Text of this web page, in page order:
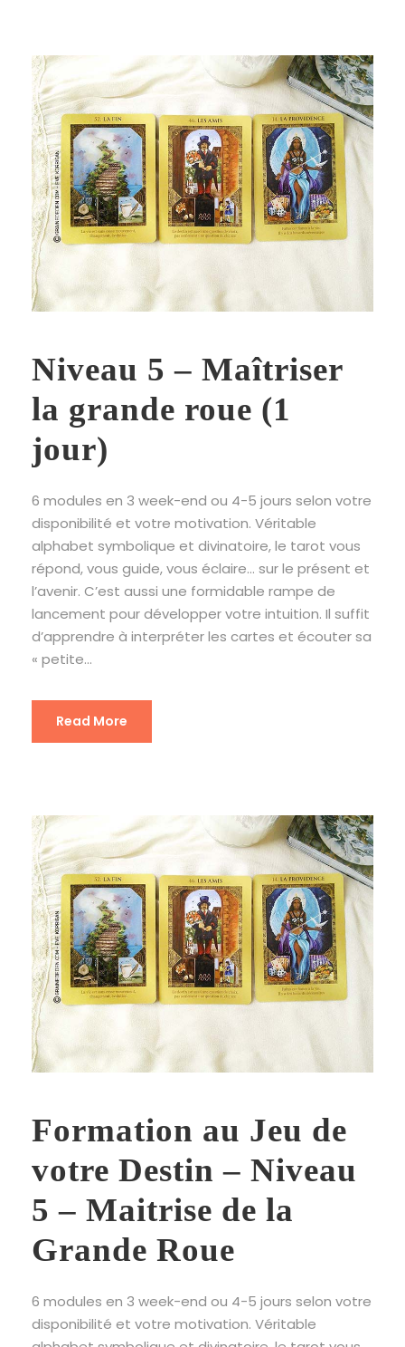
Niveau 5 – Maîtriser
la grande roue (1
jour)
6 modules en 3 week-end ou 4-5 jours selon votre
disponibilité et votre motivation. Véritable
alphabet symbolique et divinatoire, le tarot vous
répond, vous guide, vous éclaire… sur le présent et
l’avenir. C’est aussi une formidable rampe de
lancement pour développer votre intuition. Il suffit
d’apprendre à interpréter les cartes et écouter sa
« petite...
Read More
Formation au Jeu de
votre Destin – Niveau
5 – Maitrise de la
Grande Roue
6 modules en 3 week-end ou 4-5 jours selon votre
disponibilité et votre motivation. Véritable